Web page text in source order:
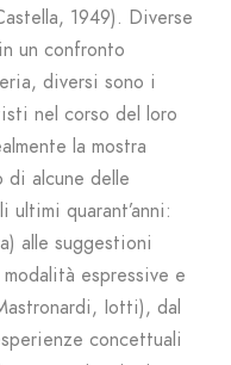
1949). Diverse
un confronto
diversi sono i
nel corso del loro
la mostra
di alcune delle
quarant’anni:
alle suggestioni
espressive e
Iotti), dal
concettuali